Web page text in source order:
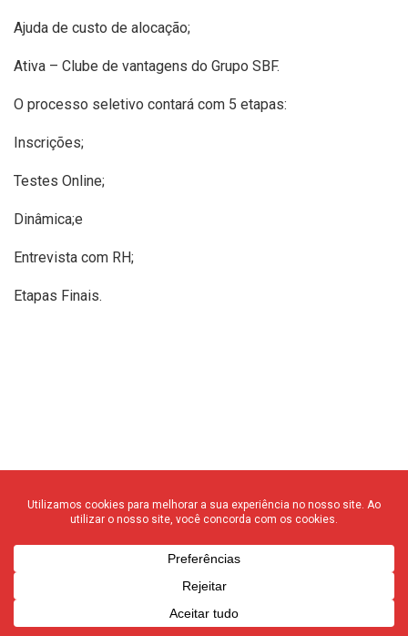
Ajuda de custo de alocação;
Ativa – Clube de vantagens do Grupo SBF.
O processo seletivo contará com 5 etapas:
Inscrições;
Testes Online;
Dinâmica;e
Entrevista com RH;
Etapas Finais.